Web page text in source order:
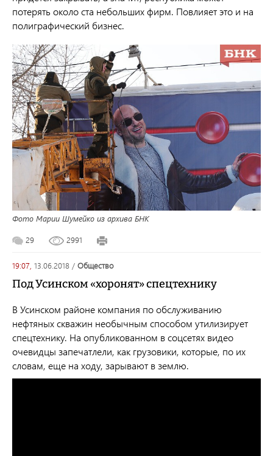
потерять около ста небольших фирм. Повлияет это и на
полиграфический бизнес.
Фото Марии Шумейко из архива БНК
29 2991
19:07, 13.06.2018 / общество
Под Усинском «хоронят» спецтехнику
В Усинском районе компания по обслуживанию
нефтяных скважин необычным способом утилизирует
спецтехнику. На опубликованном в соцсетях видео
очевидцы запечатлели, как грузовики, которые, по их
словам, еще на ходу, зарывают в землю.